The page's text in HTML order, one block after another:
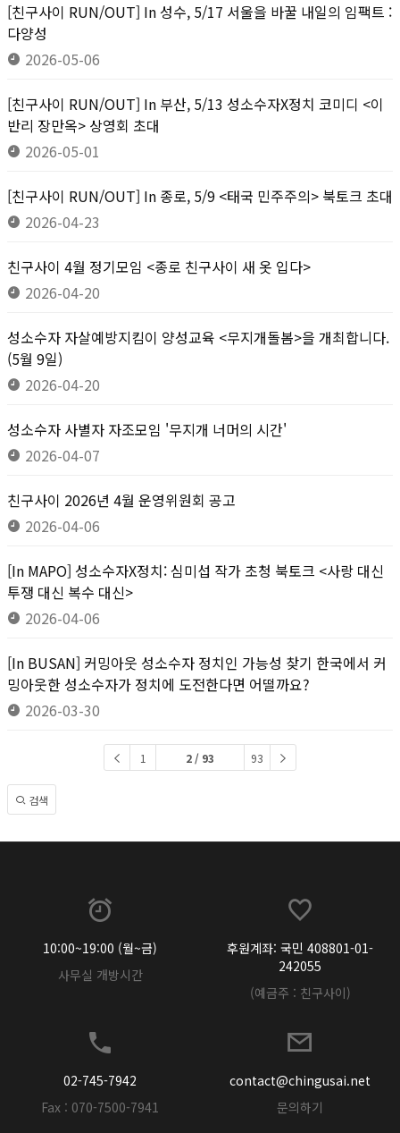
[친구사이 RUN/OUT] In 성수, 5/17 서울을 바꿀 내일의 임팩트 :
다양성
2026-05-06
[친구사이 RUN/OUT] In 부산, 5/13 성소수자X정치 코미디 <이
반리 장만옥> 상영회 초대
2026-05-01
[친구사이 RUN/OUT] In 종로, 5/9 <태국 민주주의> 북토크 초대
2026-04-23
친구사이 4월 정기모임 <종로 친구사이 새 옷 입다>
2026-04-20
성소수자 자살예방지킴이 양성교육 <무지개돌봄>을 개최합니다.
(5월 9일)
2026-04-20
성소수자 사별자 자조모임 '무지개 너머의 시간'
2026-04-07
친구사이 2026년 4월 운영위원회 공고
2026-04-06
[In MAPO] 성소수자X정치: 심미섭 작가 초청 북토크 <사랑 대신
투쟁 대신 복수 대신>
2026-04-06
[In BUSAN] 커밍아웃 성소수자 정치인 가능성 찾기 한국에서 커
밍아웃한 성소수자가 정치에 도전한다면 어떨까요?
2026-03-30
1 2 / 93 93
검색
10:00~19:00 (월~금)
사무실 개방시간
후원계좌: 국민 408801-01-
242055
(예금주 : 친구사이)
02-745-7942
Fax : 070-7500-7941
contact@chingusai.net
문의하기